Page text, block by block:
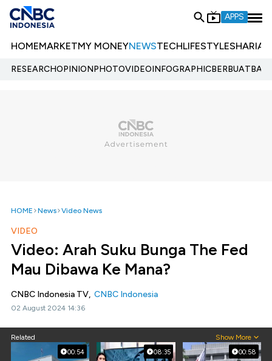
APPS
HOMEMARKETMY MONEYNEWSTECHLIFESTYLESHARIA
RESEARCHOPINIONPHOTOVIDEOINFOGRAPHIC
HOME News Video News
VIDEO
Video: Arah Suku Bunga The Fed
Mau Dibawa Ke Mana?
CNBC Indonesia TV, CNBC Indonesia
02 August 2024 14:36
Related Show More
00:54 08:35 00:58